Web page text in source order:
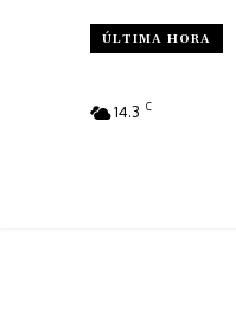
ÚLTIMA HORA
14.3 C